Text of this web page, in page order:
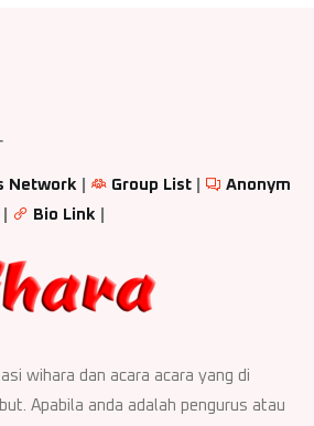
Network Group List
Anonym
Bio Link
wihara dan acara acara yang di
Apabila anda adalah pengurus atau